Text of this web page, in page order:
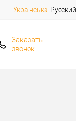
Українська Русский
Заказать
звонок